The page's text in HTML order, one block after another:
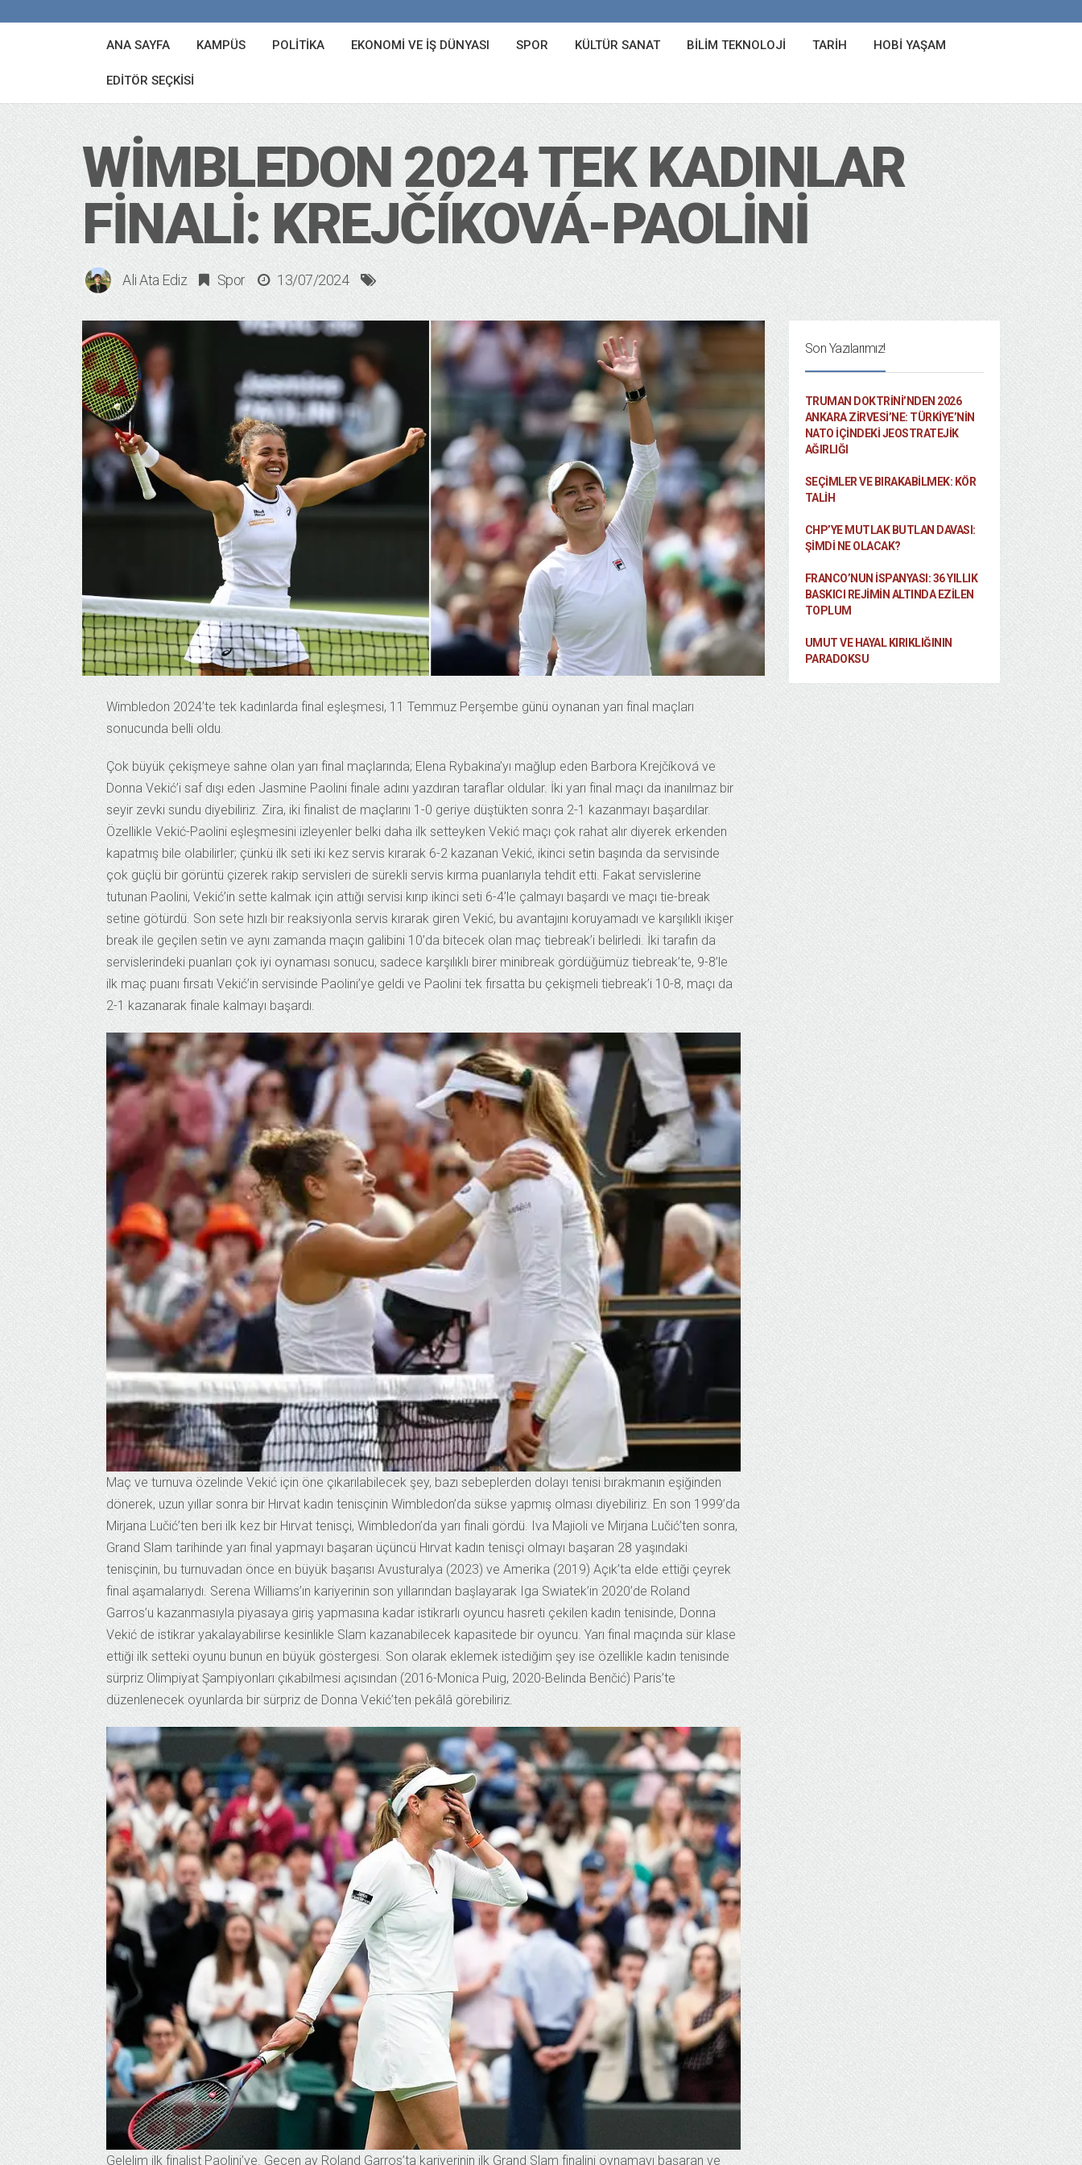
ANA SAYFA KAMPÜS POLITIKA EKONOMI VE İŞ DÜNYASI SPOR KÜLTÜR SANAT BILIM TEKNOLOJI TARIH HOBI YAŞAM
EDITÖR SEÇKISI
WIMBLEDON 2024 TEK KADINLAR
FINALI: KREJČÍKOVÁ-PAOLINI
Ali Ata Ediz Spor 13/07/2024
Wimbledon 2024’te tek kadınlarda final eşleşmesi, 11 Temmuz Perşembe günü oynanan yarı final maçları
sonucunda belli oldu.
Çok büyük çekişmeye sahne olan yarı final maçlarında; Elena Rybakina’yı mağlup eden Barbora Krejčíková ve
Donna Vekić’i saf dışı eden Jasmine Paolini finale adını yazdıran taraflar oldular. İki yarı final maçı da inanılmaz bir
seyir zevki sundu diyebiliriz. Zira, iki finalist de maçlarını 1-0 geriye düştükten sonra 2-1 kazanmayı başardılar.
Özellikle Vekić-Paolini eşleşmesini izleyenler belki daha ilk setteyken Vekić maçı çok rahat alır diyerek erkenden
kapatmış bile olabilirler; çünkü ilk seti iki kez servis kırarak 6-2 kazanan Vekić, ikinci setin başında da servisinde
çok güçlü bir görüntü çizerek rakip servisleri de sürekli servis kırma puanlarıyla tehdit etti. Fakat servislerine
tutunan Paolini, Vekić’in sette kalmak için attığı servisi kırıp ikinci seti 6-4’le çalmayı başardı ve maçı tie-break
setine götürdü. Son sete hızlı bir reaksiyonla servis kırarak giren Vekić, bu avantajını koruyamadı ve karşılıklı ikişer
break ile geçilen setin ve aynı zamanda maçın galibini 10’da bitecek olan maç tiebreak’i belirledi. İki tarafın da
servislerindeki puanları çok iyi oynaması sonucu, sadece karşılıklı birer minibreak gördüğümüz tiebreak’te, 9-8’le
ilk maç puanı fırsatı Vekić’in servisinde Paolini’ye geldi ve Paolini tek fırsatta bu çekişmeli tiebreak’i 10-8, maçı da
2-1 kazanarak finale kalmayı başardı.
Maç ve turnuva özelinde Vekić için öne çıkarılabilecek şey, bazı sebeplerden dolayı tenisi bırakmanın eşiğinden
dönerek, uzun yıllar sonra bir Hırvat kadın tenisçinin Wimbledon’da sükse yapmış olması diyebiliriz. En son 1999’da
Mirjana Lučić’ten beri ilk kez bir Hırvat tenisçi, Wimbledon’da yarı finali gördü. Iva Majioli ve Mirjana Lučić’ten sonra,
Grand Slam tarihinde yarı final yapmayı başaran üçüncü Hırvat kadın tenisçi olmayı başaran 28 yaşındaki
tenisçinin, bu turnuvadan önce en büyük başarısı Avusturalya (2023) ve Amerika (2019) Açık’ta elde ettiği çeyrek
final aşamalarıydı. Serena Williams’ın kariyerinin son yıllarından başlayarak Iga Swiatek’in 2020’de Roland
Garros’u kazanmasıyla piyasaya giriş yapmasına kadar istikrarlı oyuncu hasreti çekilen kadın tenisinde, Donna
Vekić de istikrar yakalayabilirse kesinlikle Slam kazanabilecek kapasitede bir oyuncu. Yarı final maçında sür klase
ettiği ilk setteki oyunu bunun en büyük göstergesi. Son olarak eklemek istediğim şey ise özellikle kadın tenisinde
sürpriz Olimpiyat Şampiyonları çıkabilmesi açısından (2016-Monica Puig, 2020-Belinda Benčić) Paris’te
düzenlenecek oyunlarda bir sürpriz de Donna Vekić’ten pekâlâ görebiliriz.
Gelelim ilk finalist Paolini’ye. Geçen ay Roland Garros’ta kariyerinin ilk Grand Slam finalini oynamayı başaran ve
Son Yazılarımız!
TRUMAN DOKTRINI’NDEN 2026
ANKARA ZIRVESI’NE: TÜRKIYE’NIN
NATO İÇINDEKI JEOSTRATEJIK
AĞIRLIĞI
SEÇIMLER VE BIRAKABILMEK: KÖR
TALIH
CHP’YE MUTLAK BUTLAN DAVASI:
ŞİMDİ NE OLACAK?
FRANCO’NUN İSPANYASI: 36 YILLIK
BASKICI REJIMIN ALTINDA EZILEN
TOPLUM
UMUT VE HAYAL KIRIKLIĞININ
PARADOKSU